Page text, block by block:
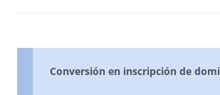
Conversión en inscripción de